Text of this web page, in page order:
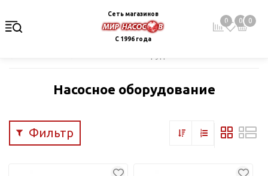
Сеть магазинов
С 1996 года
0 0 0
Насосное оборудование
Фильтр